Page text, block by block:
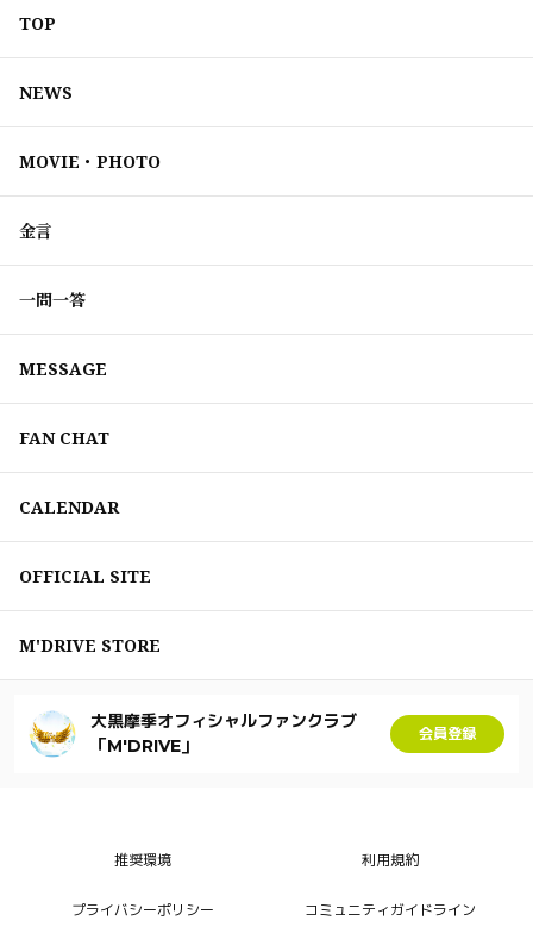
TOP
NEWS
MOVIE・PHOTO
金言
一問一答
MESSAGE
FAN CHAT
CALENDAR
OFFICIAL SITE
M'DRIVE STORE
大黒摩季オフィシャルファンクラブ
「M'DRIVE」
会員登録
推奨環境 利用規約
プライバシーポリシー コミュニティガイドライン